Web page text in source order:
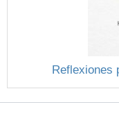
Reflexiones